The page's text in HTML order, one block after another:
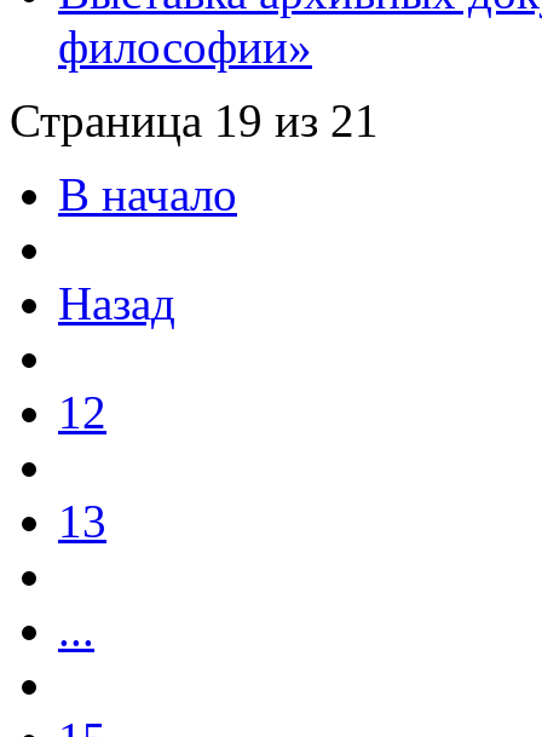
философии»
Страница 19 из 21
В начало
Назад
12
13
...